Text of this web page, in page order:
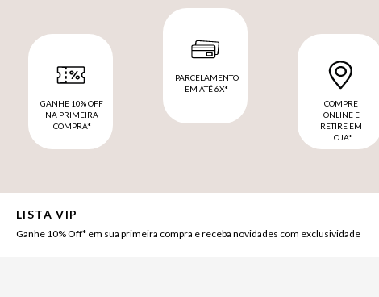
GANHE 10% OFF
NA PRIMEIRA
COMPRA*
PARCELAMENTO
EM ATÉ 6X*
COMPRE
ONLINE E
RETIRE EM
LOJA*
LISTA VIP
Ganhe 10% Off* em sua primeira compra e receba novidades com exclusividade